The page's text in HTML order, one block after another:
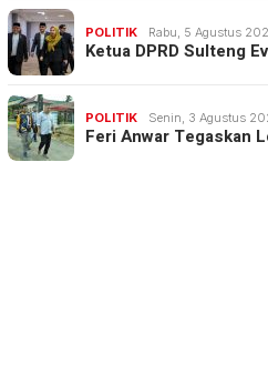
POLITIK Rabu, 5 Agustus
Ketua DPRD Sulteng
POLITIK Senin, 3 Agustus
Feri Anwar Tegaskan